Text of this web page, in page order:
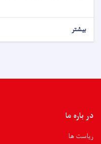
بیشتر
در باره ما
ریاست ها